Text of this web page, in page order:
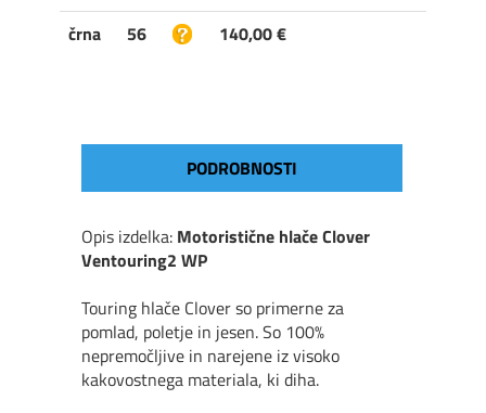
črna 56 140,00 €
PODROBNOSTI
Opis izdelka: Motoristične hlače Clover
Ventouring2 WP
Touring hlače Clover so primerne za
pomlad, poletje in jesen. So 100%
nepremočljive in narejene iz visoko
kakovostnega materiala, ki diha.